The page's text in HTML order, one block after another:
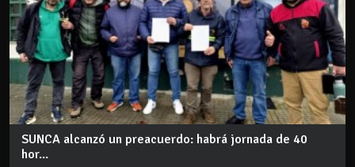
SUNCA alcanzó un preacuerdo: habrá jornada de 40
hor...